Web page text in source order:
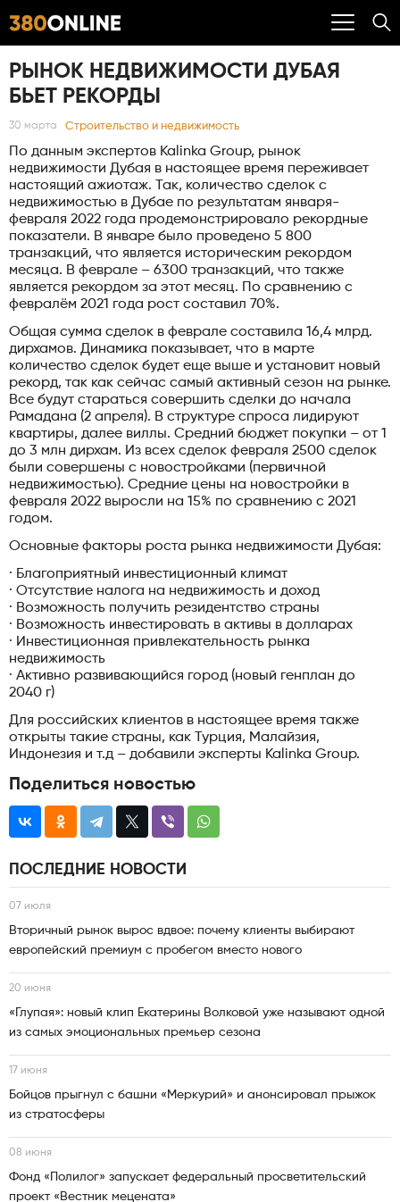
РЫНОК НЕДВИЖИМОСТИ ДУБАЯ
БЬЕТ РЕКОРДЫ
30 марта Строительство и недвижимость
По данным экспертов Kalinka Group, рынок
недвижимости Дубая в настоящее время переживает
настоящий ажиотаж. Так, количество сделок с
недвижимостью в Дубае по результатам января-
февраля 2022 года продемонстрировало рекордные
показатели. В январе было проведено 5 800
транзакций, что является историческим рекордом
месяца. В феврале – 6300 транзакций, что также
является рекордом за этот месяц. По сравнению с
февралём 2021 года рост составил 70%.
Общая сумма сделок в феврале составила 16,4 млрд.
дирхамов. Динамика показывает, что в марте
количество сделок будет еще выше и установит новый
рекорд, так как сейчас самый активный сезон на рынке.
Все будут стараться совершить сделки до начала
Рамадана (2 апреля). В структуре спроса лидируют
квартиры, далее виллы. Средний бюджет покупки – от 1
до 3 млн дирхам. Из всех сделок февраля 2500 сделок
были совершены с новостройками (первичной
недвижимостью). Средние цены на новостройки в
февраля 2022 выросли на 15% по сравнению с 2021
годом.
Основные факторы роста рынка недвижимости Дубая:
· Благоприятный инвестиционный климат
· Отсутствие налога на недвижимость и доход
· Возможность получить резидентство страны
· Возможность инвестировать в активы в долларах
· Инвестиционная привлекательность рынка
недвижимость
· Активно развивающийся город (новый генплан до
2040 г)
Для российских клиентов в настоящее время также
открыты такие страны, как Турция, Малайзия,
Индонезия и т.д – добавили эксперты Kalinka Group.
Поделиться новостью
ПОСЛЕДНИЕ НОВОСТИ
07 июля
Вторичный рынок вырос вдвое: почему клиенты выбирают
европейский премиум с пробегом вместо нового
20 июня
«Глупая»: новый клип Екатерины Волковой уже называют одной
из самых эмоциональных премьер сезона
17 июня
Бойцов прыгнул с башни «Меркурий» и анонсировал прыжок
из стратосферы
08 июня
Фонд «Полилог» запускает федеральный просветительский
проект «Вестник мецената»